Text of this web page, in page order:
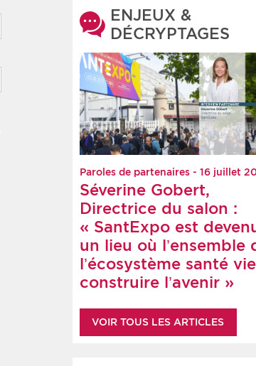
ENJEUX &
DÉCRYPTAGES
Paroles de partenaires - 16 juillet
Séverine Gobert,
Directrice du salon :
« SantExpo est
un lieu où l’ensemble
l’écosystème santé
construire l’avenir »
VOIR TOUS LES ARTICLES